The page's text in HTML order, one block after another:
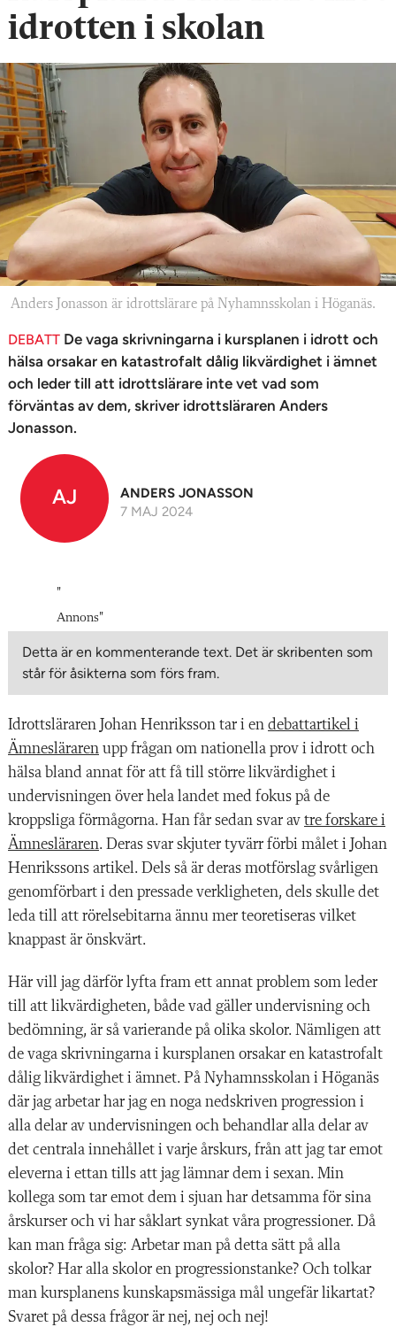
idrotten i skolan
Anders Jonasson är idrottslärare på Nyhamnsskolan i Höganäs.
DEBATT De vaga skrivningarna i kursplanen i idrott och
hälsa orsakar en katastrofalt dålig likvärdighet i ämnet
och leder till att idrottslärare inte vet vad som
förväntas av dem, skriver idrottsläraren Anders
Jonasson.
AJ
ANDERS JONASSON
7 MAJ 2024
"
Annons"
Detta är en kommenterande text. Det är skribenten som
står för åsikterna som förs fram.
Idrottsläraren Johan Henriksson tar i en debattartikel i
Ämnesläraren upp frågan om nationella prov i idrott och
hälsa bland annat för att få till större likvärdighet i
undervisningen över hela landet med fokus på de
kroppsliga förmågorna. Han får sedan svar av tre forskare i
Ämnesläraren. Deras svar skjuter tyvärr förbi målet i Johan
Henrikssons artikel. Dels så är deras motförslag svårligen
genomförbart i den pressade verkligheten, dels skulle det
leda till att rörelsebitarna ännu mer teoretiseras vilket
knappast är önskvärt.
Här vill jag därför lyfta fram ett annat problem som leder
till att likvärdigheten, både vad gäller undervisning och
bedömning, är så varierande på olika skolor. Nämligen att
de vaga skrivningarna i kursplanen orsakar en katastrofalt
dålig likvärdighet i ämnet. På Nyhamnsskolan i Höganäs
där jag arbetar har jag en noga nedskriven progression i
alla delar av undervisningen och behandlar alla delar av
det centrala innehållet i varje årskurs, från att jag tar emot
eleverna i ettan tills att jag lämnar dem i sexan. Min
kollega som tar emot dem i sjuan har detsamma för sina
årskurser och vi har såklart synkat våra progressioner. Då
kan man fråga sig: Arbetar man på detta sätt på alla
skolor? Har alla skolor en progressionstanke? Och tolkar
man kursplanens kunskapsmässiga mål ungefär likartat?
Svaret på dessa frågor är nej, nej och nej!